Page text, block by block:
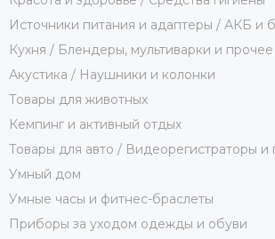
Источники питания и адаптеры / АКБ и
Кухня / Блендеры, мультиварки и прочее
Акустика / Наушники и колонки
Товары для животных
Кемпинг и активный отдых
Товары для авто / Видеорегистраторы и
Умный дом
Умные часы и фитнес-браслеты
Приборы за уходом одежды и обуви